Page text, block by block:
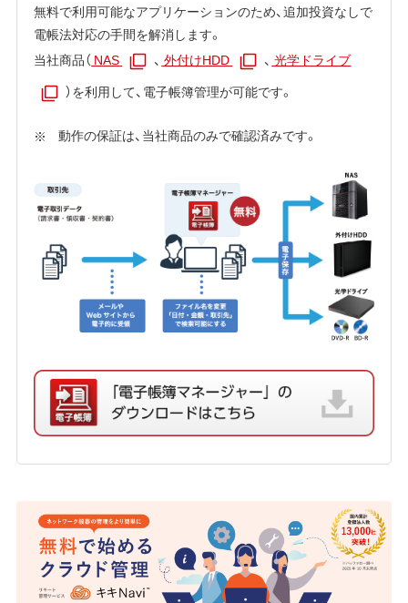
無料で利用可能なアプリケーションのため、追加投資なしで
電帳法対応の手間を解消します。
当社商品（ NAS 、 外付けHDD 、 光学ドライブ
）を利用して、電子帳簿管理が可能です。
動作の保証は、当社商品のみで確認済みです。